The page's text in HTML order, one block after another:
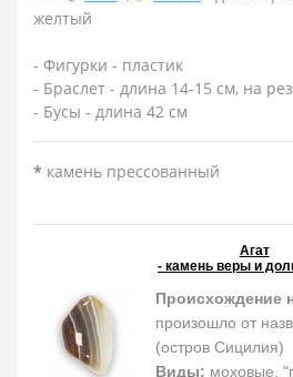
желтый
- Фигурки - пластик
- Браслет - длина 14-15 см, на
- Бусы - длина 42 см
* камень прессованный
Агат
- камень веры и
Происхождение
произошло от
(остров Сицилия)
Виды: моховые,